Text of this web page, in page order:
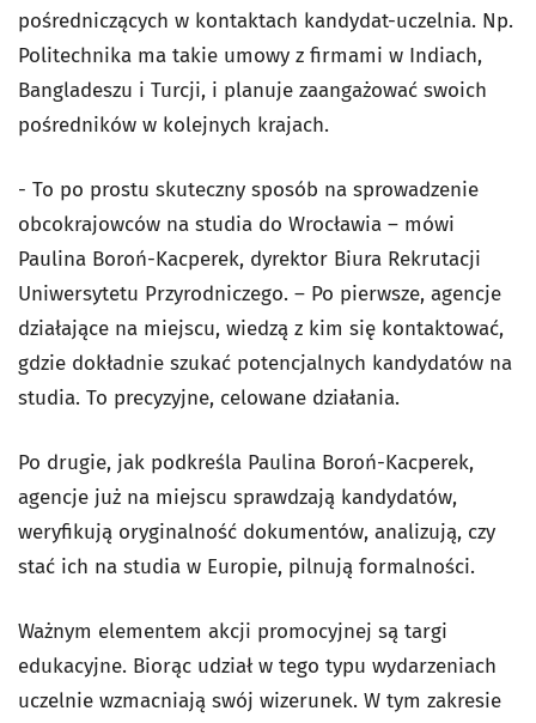
pośredniczących w kontaktach kandydat-uczelnia. Np.
Politechnika ma takie umowy z firmami w Indiach,
Bangladeszu i Turcji, i planuje zaangażować swoich
pośredników w kolejnych krajach.
- To po prostu skuteczny sposób na sprowadzenie
obcokrajowców na studia do Wrocławia – mówi
Paulina Boroń-Kacperek, dyrektor Biura Rekrutacji
Uniwersytetu Przyrodniczego. – Po pierwsze, agencje
działające na miejscu, wiedzą z kim się kontaktować,
gdzie dokładnie szukać potencjalnych kandydatów na
studia. To precyzyjne, celowane działania.
Po drugie, jak podkreśla Paulina Boroń-Kacperek,
agencje już na miejscu sprawdzają kandydatów,
weryfikują oryginalność dokumentów, analizują, czy
stać ich na studia w Europie, pilnują formalności.
Ważnym elementem akcji promocyjnej są targi
edukacyjne. Biorąc udział w tego typu wydarzeniach
uczelnie wzmacniają swój wizerunek. W tym zakresie